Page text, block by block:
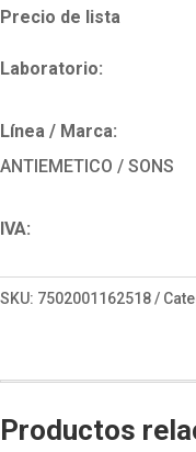
Precio de lista
Laboratorio:
Línea / Marca:
ANTIEMETICO / SONS
IVA:
SKU: 7502001162518
Productos